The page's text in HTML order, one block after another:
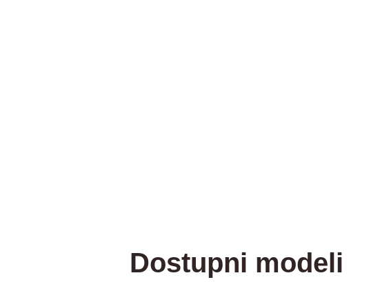
Dostupni modeli